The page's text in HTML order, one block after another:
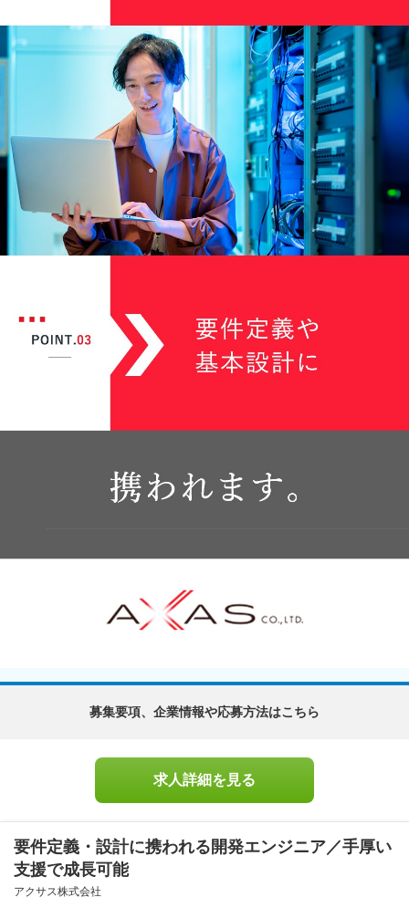
募集要項、企業情報や応募方法はこちら
求人詳細を見る
要件定義・設計に携われる開発エンジニア／手厚い
支援で成長可能
アクサス株式会社